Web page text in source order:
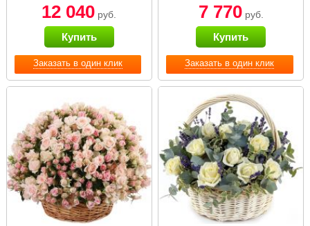
Заказать в один клик
12 040 руб.
Купить
Заказать в один клик
7 770руб.
Купить